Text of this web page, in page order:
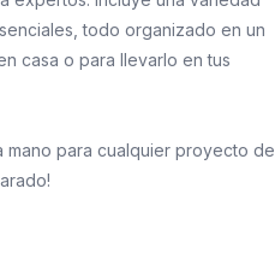
todo organizado en un
casa o para llevarlo en tus
para cualquier proyecto de